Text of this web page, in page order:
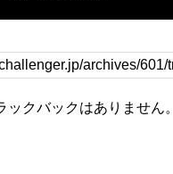
ックバックはありません。